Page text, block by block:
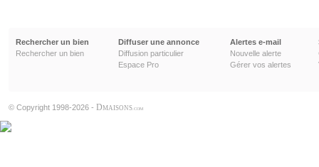
Rechercher un bien
Rechercher un bien
Diffuser une annonce
Diffusion particulier
Espace Pro
Alertes e-mail
Nouvelle alerte
Gérer vos alertes
© Copyright 1998-2026 - DMAISONS .COM